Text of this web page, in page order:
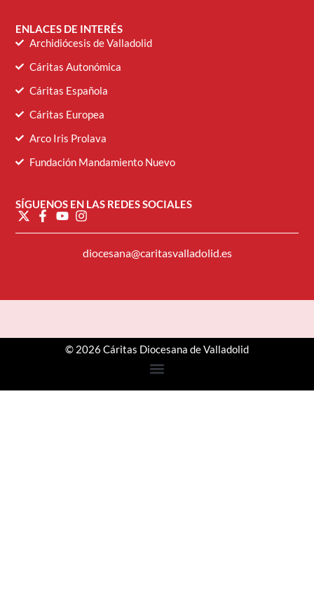
ENLACES DE INTERÉS
Archidiócesis de Valladolid
Cáritas Autonómica
Cáritas Española
Cáritas Europea
Arco Iris Prolava
Fundación Mandamiento Nuevo
SÍGUENOS EN LAS REDES SOCIALES
diocesana@caritasvalladolid.es
© 2026 Cáritas Diocesana de Valladolid